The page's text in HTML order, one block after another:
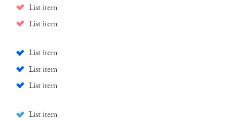
List item
List item
List item
List item
List item
List item